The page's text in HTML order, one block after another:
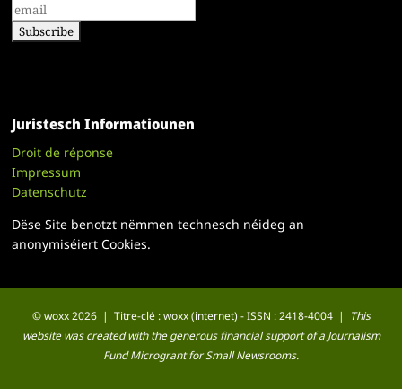
Juristesch Informatiounen
Droit de réponse
Impressum
Datenschutz
Dëse Site benotzt nëmmen technesch néideg an
anonymiséiert Cookies.
© woxx 2026 | Titre-clé : woxx (internet) - ISSN : 2418-4004 |
This
website was created with the generous financial support of a Journalism
Fund Microgrant for Small Newsrooms.